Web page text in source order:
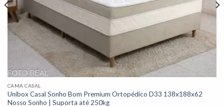
CAMA CASAL
Unibox Casal Sonho Bom Premium Ortopédico D33 138x188x62
Nosso Sonho | Suporta até 250kg